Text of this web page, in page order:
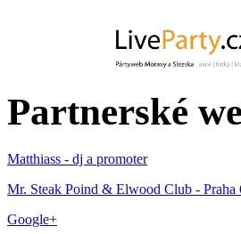
Partnerské
Matthiass - dj a promoter
Mr. Steak Poind & Elwood Club - Praha
Google+